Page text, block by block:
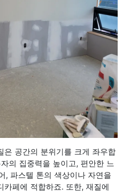
은 공간의 분위기를 크게 좌우합
의 집중력을 높이고, 편안한 느
, 파스텔 톤의 색상이나 자연을
카페에 적합하죠. 또한, 재질에